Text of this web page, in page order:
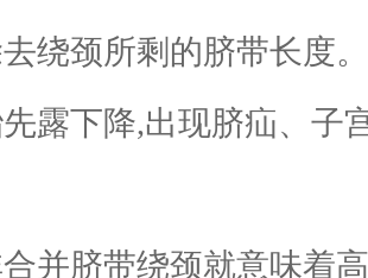
绕颈所剩的脐带长度
露下降,出现脐疝、子
脐带绕颈就意味着高